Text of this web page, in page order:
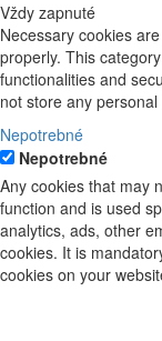
Vždy zapnuté
Necessary cookies
properly. This
functionalities and
not store any
Nepotrebné
Nepotrebné
Any cookies that may
function and is used
analytics, ads, other
cookies. It is
cookies on your